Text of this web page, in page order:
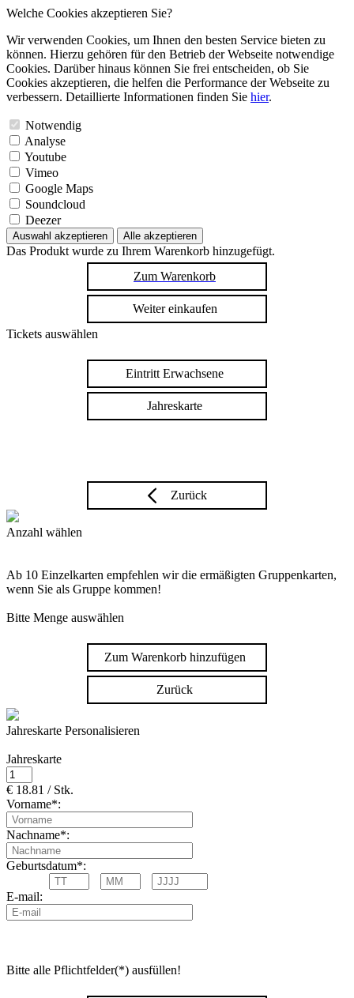
Welche Cookies akzeptieren Sie?
Wir verwenden Cookies, um Ihnen den besten Service bieten zu
können. Hierzu gehören für den Betrieb der Webseite notwendige
Cookies. Darüber hinaus können Sie frei entscheiden, ob Sie
Cookies akzeptieren, die helfen die Performance der Webseite zu
verbessern. Detaillierte Informationen finden Sie hier.
Notwendig
Analyse
Youtube
Vimeo
Google Maps
Soundcloud
Deezer
Auswahl akzeptieren Alle akzeptieren
Das Produkt wurde zu Ihrem Warenkorb hinzugefügt.
Zum Warenkorb
Weiter einkaufen
Tickets auswählen
Eintritt Erwachsene
Jahreskarte
Zurück
Anzahl wählen
Ab 10 Einzelkarten empfehlen wir die ermäßigten Gruppenkarten,
wenn Sie als Gruppe kommen!
Bitte Menge auswählen
Zum Warenkorb hinzufügen
Zurück
Jahreskarte Personalisieren
Jahreskarte
€ 18.81 / Stk.
Vorname*:
Nachname*:
Geburtsdatum*:
E-mail:
Bitte alle Pflichtfelder(*) ausfüllen!